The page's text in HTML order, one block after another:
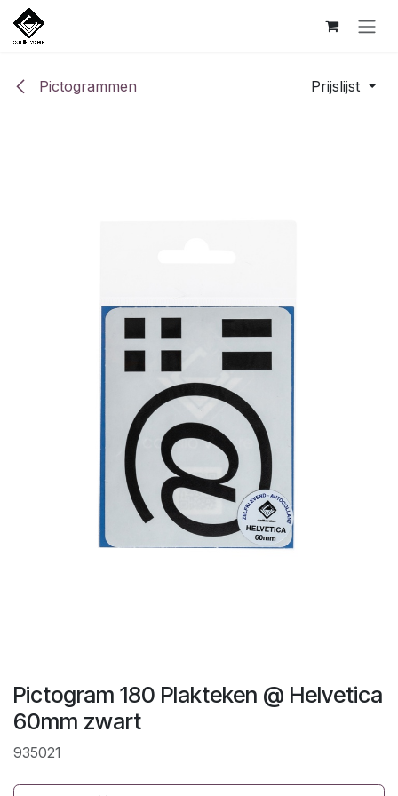
Overslaan naar inhoud
Pictogrammen Prijslijst
Pictogram 180 Plakteken @ Helvetica
60mm zwart
935021